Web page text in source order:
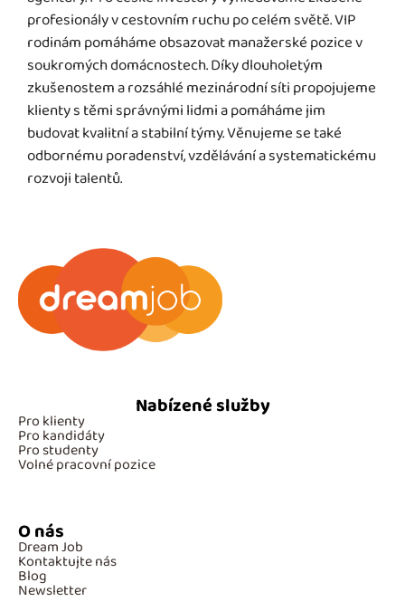
profesionály v cestovním ruchu po celém světě. VIP
rodinám pomáháme obsazovat manažerské pozice v
soukromých domácnostech. Díky dlouholetým
zkušenostem a rozsáhlé mezinárodní síti propojujeme
klienty s těmi správnými lidmi a pomáháme jim
budovat kvalitní a stabilní týmy. Věnujeme se také
odbornému poradenství, vzdělávání a systematickému
rozvoji talentů.
Nabízené služby
Pro klienty
Pro kandidáty
Pro studenty
Volné pracovní pozice
O nás
Dream Job
Kontaktujte nás
Blog
Newsletter